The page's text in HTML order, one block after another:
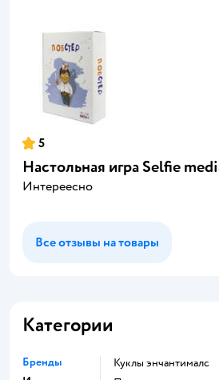
5
Настольная игра Selfie
Интереесно
Все отзывы на товары
Категории
Бренды
Куклы энчантималс